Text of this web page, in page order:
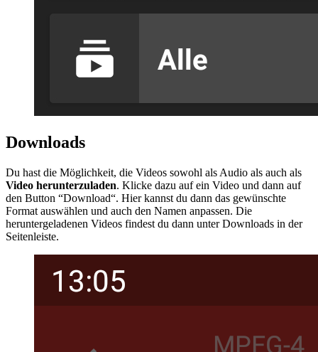
Downloads
Du hast die Möglichkeit, die Videos sowohl als Audio als auch als
Video herunterzuladen. Klicke dazu auf ein Video und dann auf
den Button “Download“. Hier kannst du dann das gewünschte
Format auswählen und auch den Namen anpassen. Die
heruntergeladenen Videos findest du dann unter Downloads in der
Seitenleiste.